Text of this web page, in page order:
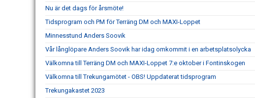
Nu är det dags för årsmöte!
Tidsprogram och PM för Terräng DM och MAXI-Loppet
Minnesstund Anders Soovik
Vår långlöpare Anders Soovik har idag omkommit i en arbetsplatsolycka
Välkomna till Terräng DM och MAXI-Loppet 7:e oktober i Fontinskogen
Välkomna till Trekungamötet - OBS! Uppdaterat tidsprogram
Trekungakastet 2023